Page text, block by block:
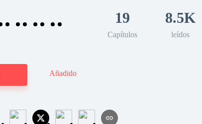
19
Capítulos
8.5K
leídos
Añadido